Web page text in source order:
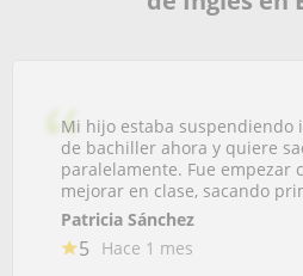
Mi hijo estaba suspendiendo
de bachiller ahora y quiere
paralelamente. Fue empezar
mejorar en clase, sacando
Patricia Sánchez
5 Hace 1 mes